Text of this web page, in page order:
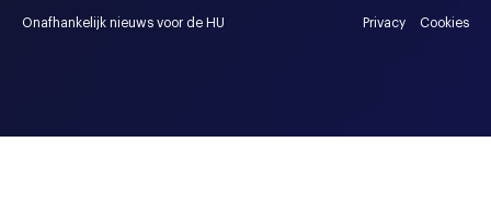
Onafhankelijk nieuws voor de HU Privacy Cookies